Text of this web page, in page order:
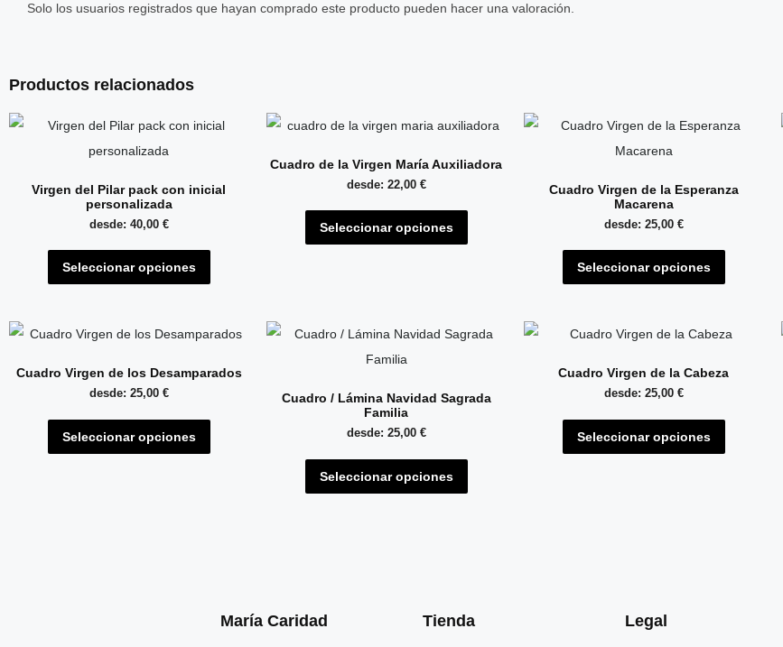
Solo los usuarios registrados que hayan comprado este producto pueden hacer una valoración.
Productos relacionados
Virgen del Pilar pack con inicial
personalizada
desde: 40,00 €
Seleccionar opciones
Cuadro de la Virgen María Auxiliadora
desde: 22,00 €
Seleccionar opciones
Cuadro Virgen de la Esperanza
Macarena
desde: 25,00 €
Seleccionar opciones
Cuadro Virgen de los Desamparados
desde: 25,00 €
Seleccionar opciones
Cuadro / Lámina Navidad Sagrada
Familia
desde: 25,00 €
Seleccionar opciones
Cuadro Virgen de la Cabeza
desde: 25,00 €
Seleccionar opciones
María Caridad Tienda Legal